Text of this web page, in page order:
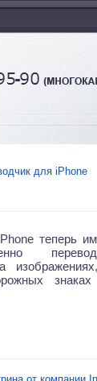
для iPhone
теперь